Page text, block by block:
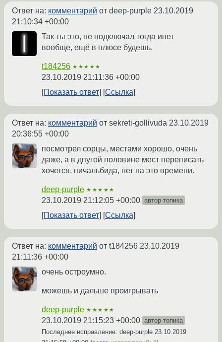
Ответ на: комментарий от deep-purple 23.10.2019
21:10:34 +00:00
Так ты это, не подключал тогда инет
вообще, ещё в плюсе будешь.
t184256 ★★★★★
23.10.2019 21:11:36 +00:00
Показать ответ
Ссылка
Ответ на: комментарий от sekreti-gollivuda 23.10.2019
20:36:55 +00:00
посмотрел сорцы, местами хорошо, очень
даже, а в дпугой половине мест переписать
хочется, пичальбида, нет на это времени.
deep-purple ★★★★★
23.10.2019 21:12:05 +00:00 автор топика
Показать ответ Ссылка
Ответ на: комментарий от t184256 23.10.2019
21:11:36 +00:00
очень остроумно.
можешь и дальше проигрывать
deep-purple ★★★★★
23.10.2019 21:15:23 +00:00 автор топика
Последнее исправление: deep-purple 23.10.2019